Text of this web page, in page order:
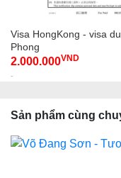
Visa HongKong - visa
Phong
2.000.000VND
-
Sản phẩm cùng